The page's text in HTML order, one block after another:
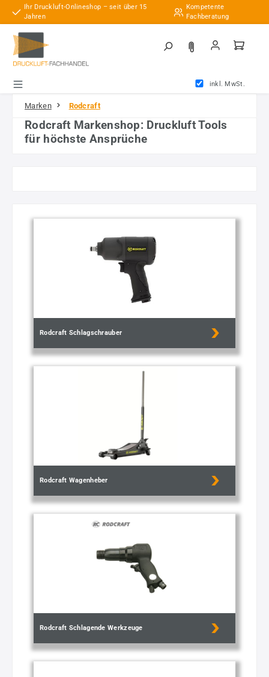
Zum Hauptinhalt springen
Ihr Druckluft-Onlineshop – seit über 15
Jahren
Kompetente
Fachberatung
inkl. MwSt.
Marken Rodcraft
Rodcraft Markenshop: Druckluft Tools
für höchste Ansprüche
Rodcraft Schlagschrauber
Rodcraft Wagenheber
Rodcraft Schlagende Werkzeuge